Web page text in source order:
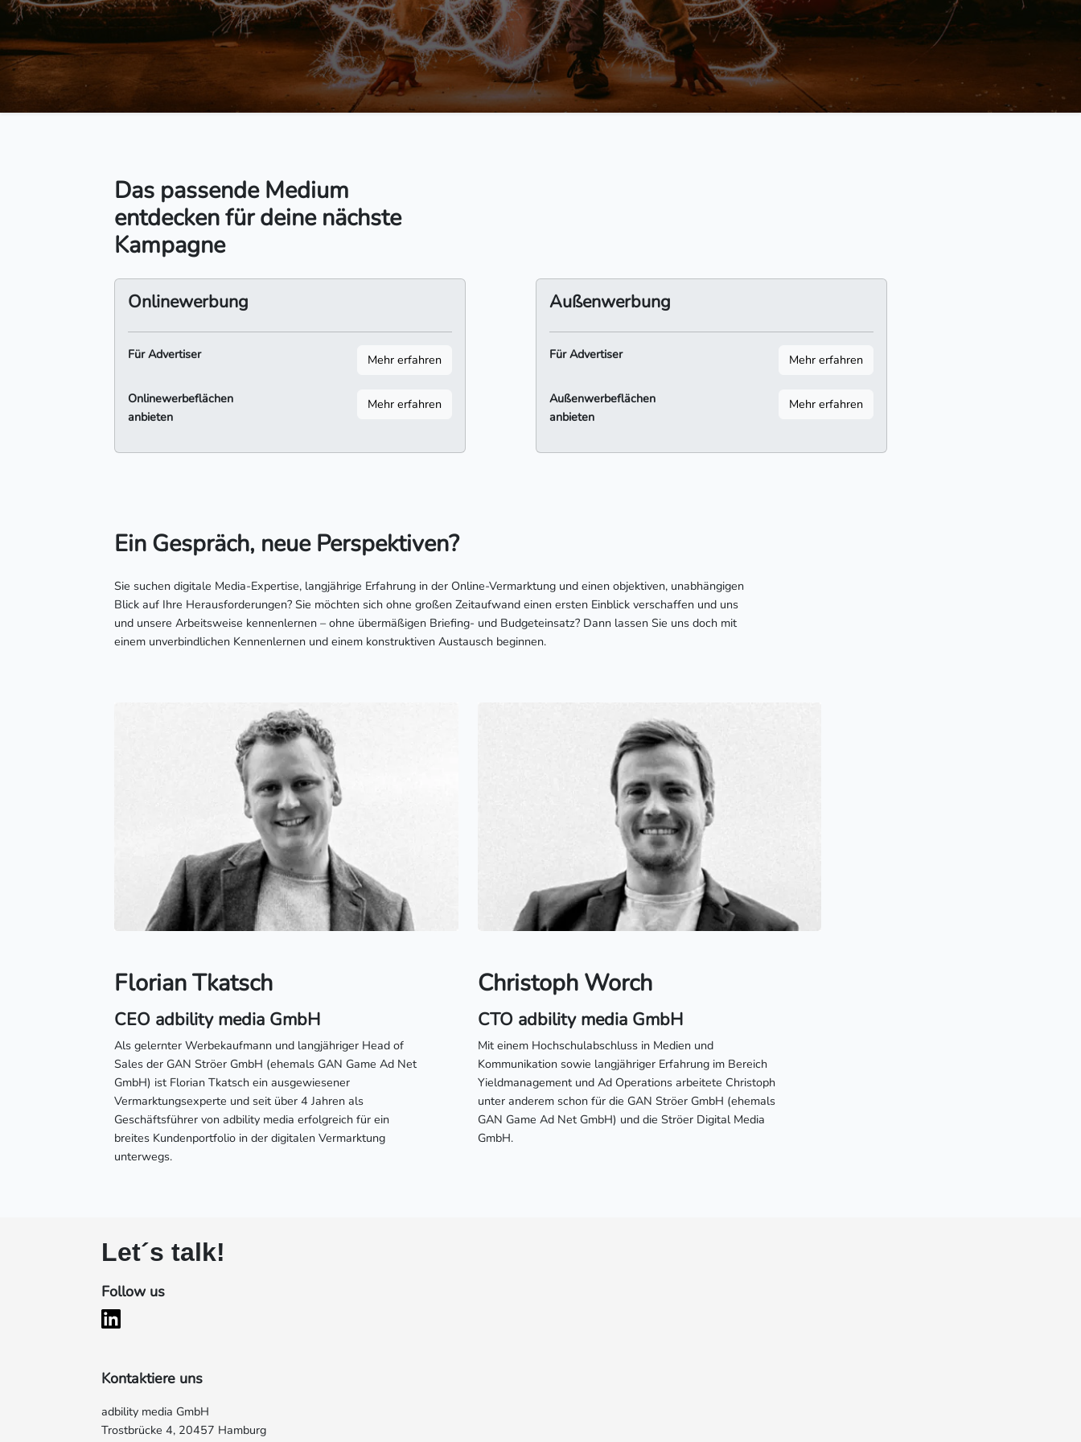
Das passende Medium
entdecken für deine nächste
Kampagne
Onlinewerbung
Für Advertiser Mehr erfahren
Onlinewerbeflächen
anbieten
Mehr erfahren
Außenwerbung
Für Advertiser Mehr erfahren
Außenwerbeflächen
anbieten
Mehr erfahren
Ein Gespräch, neue Perspektiven?
Sie suchen digitale Media-Expertise, langjährige Erfahrung in der Online-Vermarktung und einen objektiven, unabhängigen
Blick auf Ihre Herausforderungen? Sie möchten sich ohne großen Zeitaufwand einen ersten Einblick verschaffen und uns
und unsere Arbeitsweise kennenlernen – ohne übermäßigen Briefing- und Budgeteinsatz? Dann lassen Sie uns doch mit
einem unverbindlichen Kennenlernen und einem konstruktiven Austausch beginnen.
Florian Tkatsch
CEO adbility media GmbH
Als gelernter Werbekaufmann und langjähriger Head of
Sales der GAN Ströer GmbH (ehemals GAN Game Ad Net
GmbH) ist Florian Tkatsch ein ausgewiesener
Vermarktungsexperte und seit über 4 Jahren als
Geschäftsführer von adbility media erfolgreich für ein
breites Kundenportfolio in der digitalen Vermarktung
unterwegs.
Christoph Worch
CTO adbility media GmbH
Mit einem Hochschulabschluss in Medien und
Kommunikation sowie langjähriger Erfahrung im Bereich
Yieldmanagement und Ad Operations arbeitete Christoph
unter anderem schon für die GAN Ströer GmbH (ehemals
GAN Game Ad Net GmbH) und die Ströer Digital Media
GmbH.
Let´s talk!
Follow us
Kontaktiere uns
adbility media GmbH
Trostbrücke 4, 20457 Hamburg